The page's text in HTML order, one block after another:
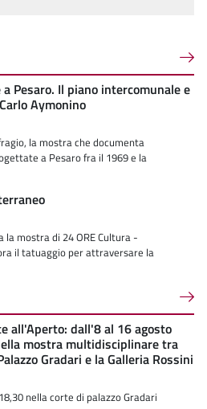
Pesaro. Il piano intercomunale e
Aymonino
la mostra che documenta
a Pesaro fra il 1969 e la
la mostra di 24 ORE Cultura -
il tatuaggio per attraversare la
all'Aperto: dall'8 al 16 agosto
mostra multidisciplinare tra
Gradari e la Galleria Rossini
nella corte di palazzo Gradari